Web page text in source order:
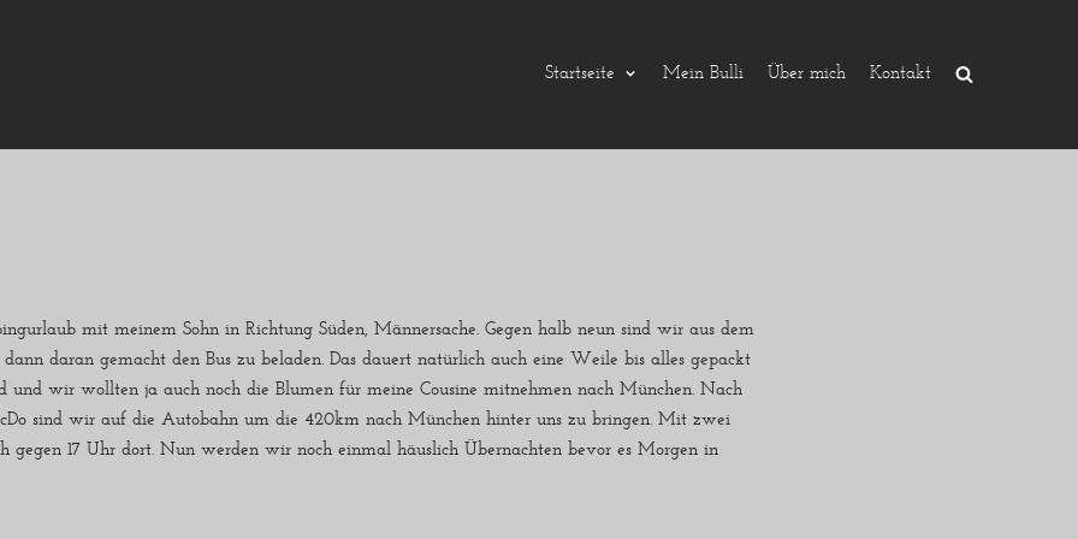
Startseite Mein Bulli Über mich Kontakt
mit meinem Sohn in Richtung Süden, Männersache. Gegen halb neun sind wir aus dem
daran gemacht den Bus zu beladen. Das dauert natürlich auch eine Weile bis alles gepackt
und wir wollten ja auch noch die Blumen für meine Cousine mitnehmen nach München. Nach
sind wir auf die Autobahn um die 420km nach München hinter uns zu bringen. Mit zwei
gegen 17 Uhr dort. Nun werden wir noch einmal häuslich Übernachten bevor es Morgen in